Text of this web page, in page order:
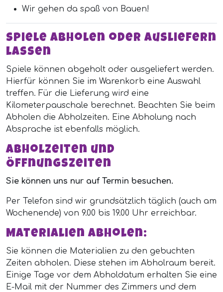
Wir gehen da spaß von Bauen!
Spiele abholen oder ausliefern
lassen
Spiele können abgeholt oder ausgeliefert werden.
Hierfür können Sie im Warenkorb eine Auswahl
treffen. Für die Lieferung wird eine
Kilometerpauschale berechnet. Beachten Sie beim
Abholen die Abholzeiten. Eine Abholung nach
Absprache ist ebenfalls möglich.
Abholzeiten und
Öffnungszeiten
Sie können uns nur auf Termin besuchen.
Per Telefon sind wir grundsätzlich täglich (auch am
Wochenende) von 9.00 bis 19.00 Uhr erreichbar.
Materialien abholen:
Sie können die Materialien zu den gebuchten
Zeiten abholen. Diese stehen im Abholraum bereit.
Einige Tage vor dem Abholdatum erhalten Sie eine
E-Mail mit der Nummer des Zimmers und dem